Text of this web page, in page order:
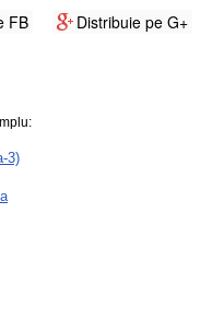
FB Distribuie pe G+
3)